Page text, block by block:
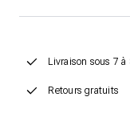
Livraison sous 7
Retours gratuits